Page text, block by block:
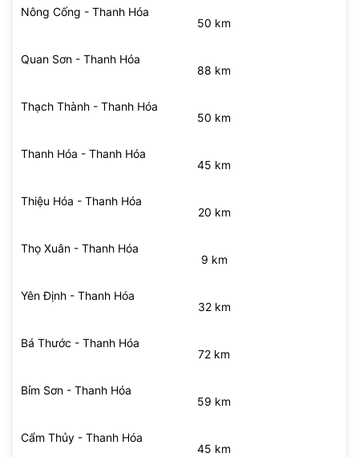
Nông Cống - Thanh Hóa
50 km
Quan Sơn - Thanh Hóa
88 km
Thạch Thành - Thanh Hóa
50 km
Thanh Hóa - Thanh Hóa
45 km
Thiệu Hóa - Thanh Hóa
20 km
Thọ Xuân - Thanh Hóa
9 km
Yên Định - Thanh Hóa
32 km
Bá Thước - Thanh Hóa
72 km
Bỉm Sơn - Thanh Hóa
59 km
Cẩm Thủy - Thanh Hóa
45 km